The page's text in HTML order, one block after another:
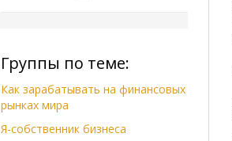
Группы по теме:
Как зарабатывать на финансовых
рынках мира
Я-собственник бизнеса